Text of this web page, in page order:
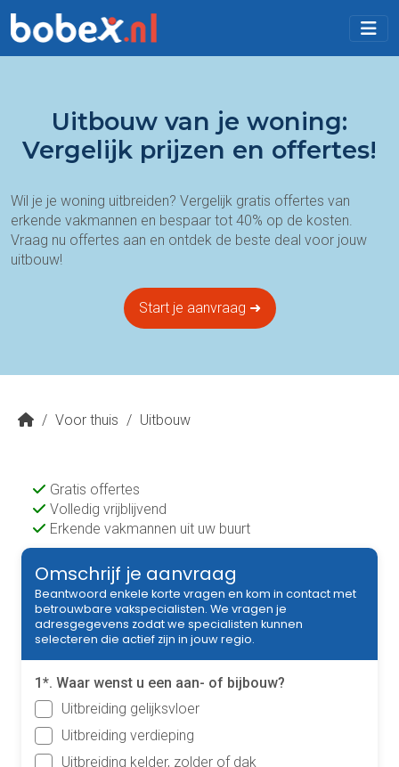
Uitbouw van je woning:
Vergelijk prijzen en offertes!
Wil je je woning uitbreiden? Vergelijk gratis offertes van
erkende vakmannen en bespaar tot 40% op de kosten.
Vraag nu offertes aan en ontdek de beste deal voor jouw
uitbouw!
Start je aanvraag ➜
/ Voor thuis / Uitbouw
Gratis offertes
Volledig vrijblijvend
Erkende vakmannen uit uw buurt
Omschrijf je aanvraag
Beantwoord enkele korte vragen en kom in contact met
betrouwbare vakspecialisten. We vragen je
adresgegevens zodat we specialisten kunnen
selecteren die actief zijn in jouw regio.
1*. Waar wenst u een aan- of bijbouw?
Uitbreiding gelijksvloer
Uitbreiding verdieping
Uitbreiding kelder, zolder of dak